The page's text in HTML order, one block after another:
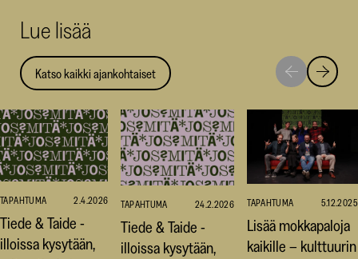
Lue lisää
Katso kaikki ajankohtaiset
Siirry
seuraavaan
Siirry
TAPAHTUMA 2.4.2026
Tiede & Taide -
illoissa kysytään,
TAPAHTUMA 24.2.2026
Tiede & Taide -
illoissa kysytään,
TAPAHTUMA 5.12.2025
Lisää mokkapaloja
kaikille – kulttuurin